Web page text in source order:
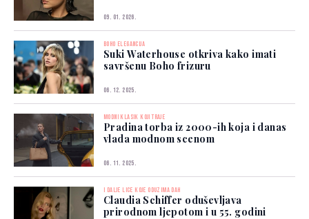
09. 01. 2026.
BOHO ELEGANCIJA
Suki Waterhouse otkriva kako imati
savršenu Boho frizuru
06. 12. 2025.
MODNI KLASIK KOJI TRAJE
Pradina torba iz 2000-ih koja i danas
vlada modnom scenom
06. 11. 2025.
I DALJE LICE KOJE ODUZIMA DAH
Claudia Schiffer oduševljava
prirodnom ljepotom i u 55. godini